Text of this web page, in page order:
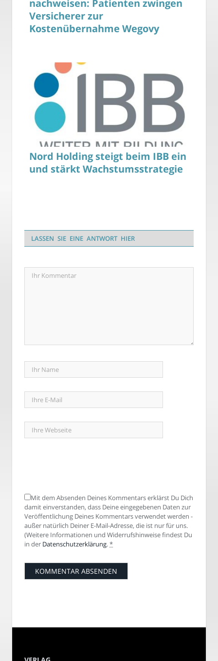
nachweisen: Patienten zwingen
Versicherer zur
Kostenübernahme Wegovy
Nord Holding steigt beim IBB ein
und stärkt Wachstumsstrategie
LASSEN SIE EINE ANTWORT HIER
Mit dem Absenden Deines Kommentars erklärst Du Dich
damit einverstanden, dass Deine eingegebenen Daten zur
Veröffentlichung Deines Kommentars verwendet werden -
außer natürlich Deiner E-Mail-Adresse, die ist nur für uns.
(Weitere Informationen und Widerrufshinweise findest Du
in der Datenschutzerklärung.*